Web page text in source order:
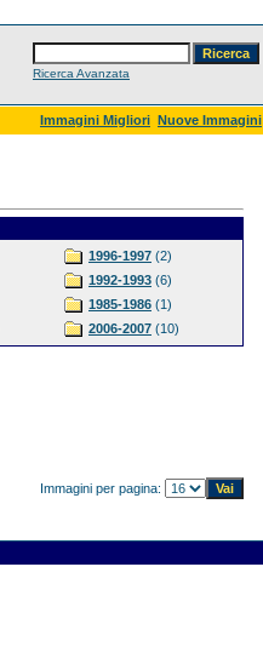
Ricerca Avanzata
Immagini Migliori Nuove Immagini
1996-1997 (2)
1992-1993 (6)
1985-1986 (1)
2006-2007 (10)
Immagini per pagina: